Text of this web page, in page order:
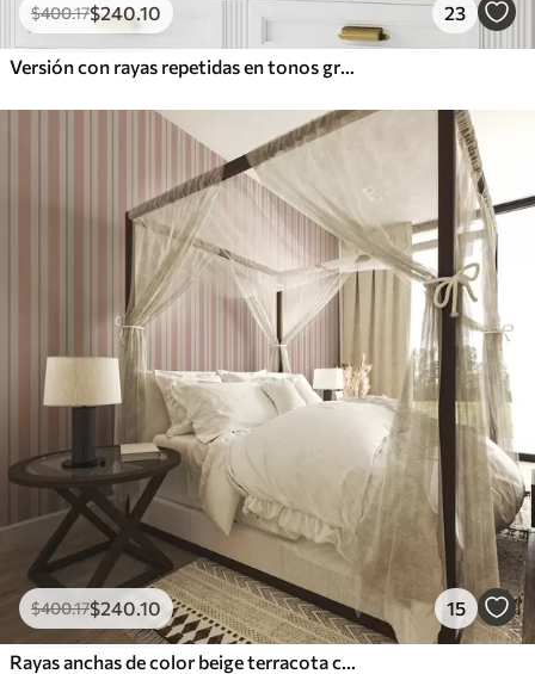
$400.17$240.10 23
Versión con rayas repetidas en tonos grises y azules
$400.17$240.10 15
Rayas anchas de color beige terracota con un acento grisáceo